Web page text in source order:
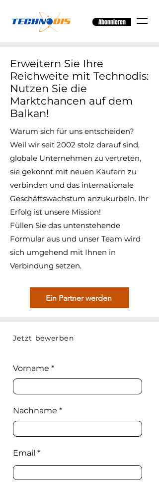
Abonnieren
Erweitern Sie Ihre
Reichweite mit Technodis:
Nutzen Sie die
Marktchancen auf dem
Balkan!
Warum sich für uns entscheiden?
Weil wir seit 2002 stolz darauf sind,
globale Unternehmen zu vertreten,
sie gekonnt mit neuen Käufern zu
verbinden und das internationale
Geschäftswachstum anzukurbeln. Ihr
Erfolg ist unsere Mission!
Füllen Sie das untenstehende
Formular aus und unser Team wird
sich umgehend mit Ihnen in
Verbindung setzen.
Ein Partner werden
Jetzt bewerben
Vorname
Nachname
Email